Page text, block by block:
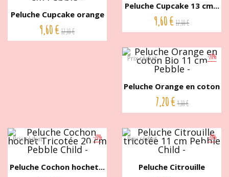
Peluche Cupcake orange
avec...
9,60 € 12,00 €
Peluche Cupcake 13 cm...
9,60 € 12,00 €
-20%
Prix réduit
Peluche Orange en coton
Bio...
7,20 € 9,00 €
-20%
Prix réduit
Peluche Cochon hochet...
-20%
Prix réduit
Peluche Citrouille